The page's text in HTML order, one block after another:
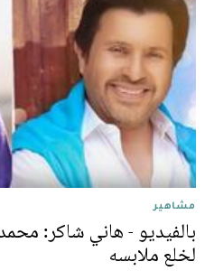
مشاهير
بالفيديو - هاني شاكر:
لخلع ملابسه